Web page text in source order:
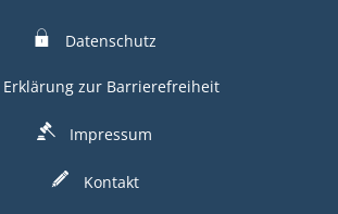
Datenschutz
Erklärung zur Barrierefreiheit
Impressum
Kontakt